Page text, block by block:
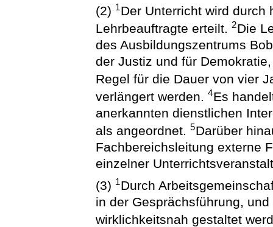
(2) 1Der Unterricht wird durch
Lehrbeauftragte erteilt.2Die
des Ausbildungszentrums
der Justiz und für
Regel für die Dauer von vier
verlängert werden.4Es
anerkannten dienstlichen
als angeordnet.5Darüber
Fachbereichsleitung externe
einzelner
(3) 1Durch
in der Gesprächsführung,
wirklichkeitsnah gestaltet